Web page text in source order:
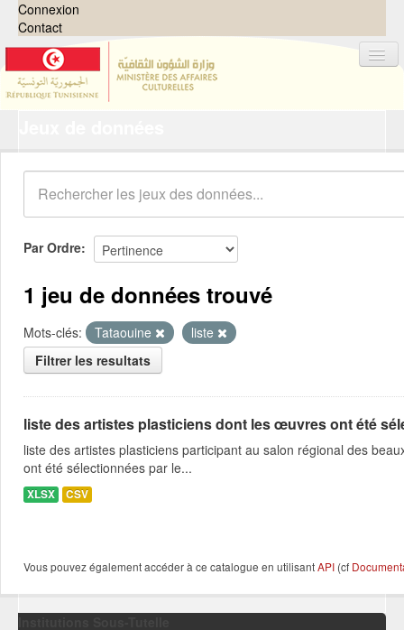
Connexion
Contact
Organisations
Groupes
Demandes 0
À propos
Par Ordre
1 jeu de données trouvé
Mots-clés: Tataouine
liste
Filtrer les resultats
liste des artistes plasticiens dont les œuvres ont été
liste des artistes plasticiens participant au salon régional des
ont été sélectionnées par le...
XLSX CSV
Vous pouvez également accéder à ce catalogue en utilisantAPI (cf